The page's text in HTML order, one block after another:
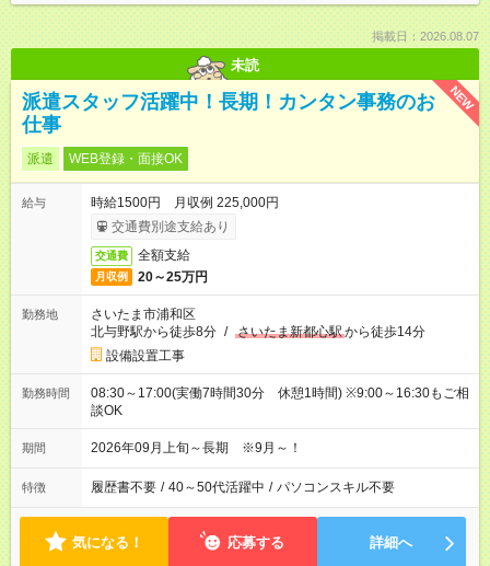
掲載日：2026.08.07
未読
NEW
派遣スタッフ活躍中！長期！カンタン事務のお
仕事
派遣 WEB登録・面接OK
給与
時給1500円 月収例 225,000円
交通費別途支給あり
交通費 全額支給
月収例 20～25万円
勤務地
さいたま市浦和区
北与野駅から徒歩8分 / さいたま新都心駅から徒歩14分
設備設置工事
勤務時間
08:30～17:00(実働7時間30分 休憩1時間) ※9:00～16:30もご相
談OK
期間 2026年09月上旬～長期 ※9月～！
特徴 履歴書不要 / 40～50代活躍中 / パソコンスキル不要
気になる！ 応募する 詳細へ